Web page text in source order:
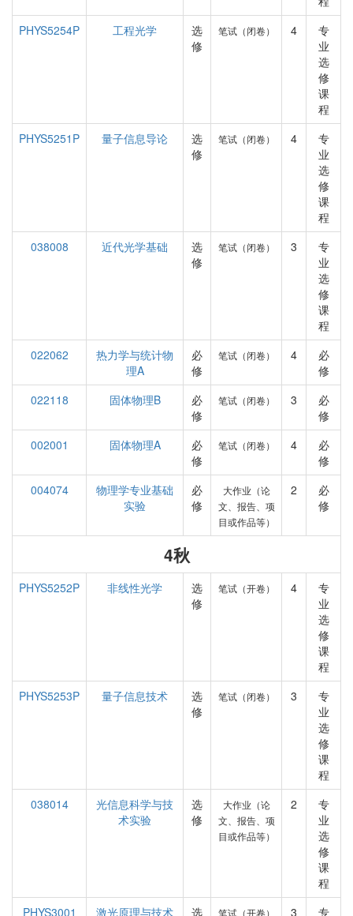
PHYS5254P
工程光学
选
修
笔试（闭卷） 4
专
业
选
修
课
程
PHYS5251P
量子信息导论
选
修
笔试（闭卷） 4
专
业
选
修
课
程
038008
近代光学基础
选
修
笔试（闭卷） 3
专
业
选
修
课
程
022062
热力学与统计物
理A
必
修
笔试（闭卷） 4
必
修
022118
固体物理B
必
修
笔试（闭卷） 3
必
修
002001
固体物理A
必
修
笔试（闭卷） 4
必
修
004074
物理学专业基础
实验
必
修
大作业（论
文、报告、项
目或作品等）
2
必
修
4秋
PHYS5252P 非线性光学
选
修
笔试（开卷） 4
专
业
选
修
课
程
PHYS5253P
量子信息技术
选
修
笔试（闭卷） 3
专
业
选
修
课
程
038014
光信息科学与技
术实验
选
修
大作业（论
文、报告、项
目或作品等）
2
专
业
选
修
课
程
PHYS3001
激光原理与技术 选 笔试（开卷） 3 专